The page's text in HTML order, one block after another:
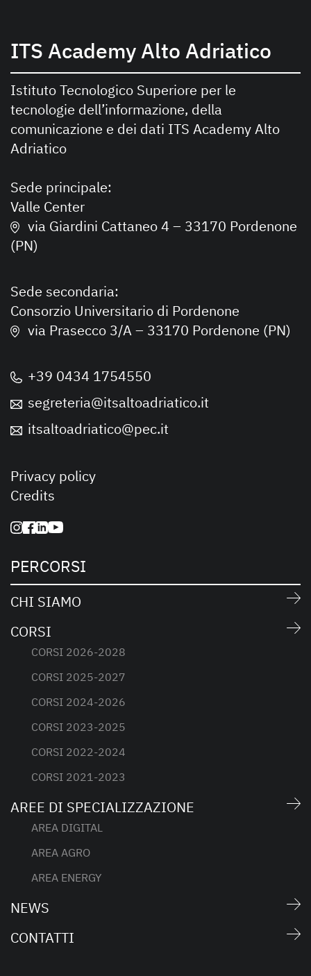
ITS Academy Alto Adriatico
Istituto Tecnologico Superiore per le
tecnologie dell’informazione, della
comunicazione e dei dati ITS Academy Alto
Adriatico
Sede principale:
Valle Center
via Giardini Cattaneo 4 – 33170 Pordenone
(PN)
Sede secondaria:
Consorzio Universitario di Pordenone
via Prasecco 3/A – 33170 Pordenone (PN)
+39 0434 1754550
segreteria@itsaltoadriatico.it
itsaltoadriatico@pec.it
Privacy policy
Credits
PERCORSI
CHI SIAMO
CORSI
CORSI 2026-2028
CORSI 2025-2027
CORSI 2024-2026
CORSI 2023-2025
CORSI 2022-2024
CORSI 2021-2023
AREE DI SPECIALIZZAZIONE
AREA DIGITAL
AREA AGRO
AREA ENERGY
NEWS
CONTATTI